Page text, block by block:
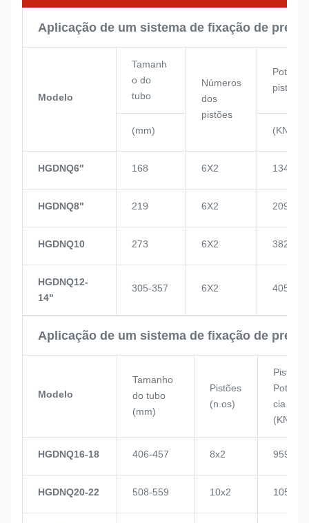
Aplicação de um sistema de fixação de
Modelo
Tamanh
o do
tubo
Números
dos
pistões
pistão
(mm) (KN)
HGDNQ6" 168 6X2 134
HGDNQ8" 219 6X2 209
HGDNQ10 273 6X2 382
HGDNQ12-
14"
305-357 6X2 405
Aplicação de um sistema de fixação de
Modelo
Tamanho
do tubo
(mm)
Pistões
(n.os)
Pistão
Potên
cia
(KN)
HGDNQ16-18 406-457 8x2 959
HGDNQ20-22 508-559 10x2 1057